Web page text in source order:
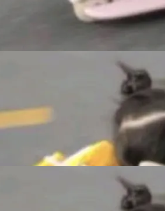
S3 恢复 SQLite 数据
化的唯一真相...
要么是vivo X300 E这
Ultra / Z Fold8 /
7月22日发布，且全
for Galaxy，它们本该
Access 阶段。 De
landing page 最显
made between com
之间写出来的。git
任何一次编辑：Delt
一次操作，...
达 183 亿美元
博客（VC 分
季度业绩报告，Spac
。 与亚马逊、Alpha
科技巨头相比，Spa
引人瞩目。然而，支
现出截然不同的面
主要依托充沛的经
agent；Muse Spark
模型。一句话概括：
dev.meta.ai/install.
项目里自动规划、写
工具。 据介绍，Muse
用知识图谱校
器拥有全局视野。整个
节：建图 → 控制难度